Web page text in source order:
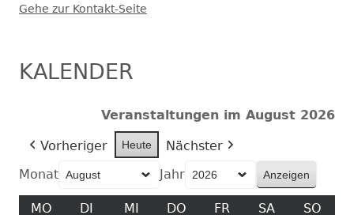
Gehe zur Kontakt-Seite
KALENDER
Veranstaltungen im August 2026
Vorheriger Heute
Nächster
Monat
Jahr
MO MONTAG
DI DIENSTAG
MI MITTWOCH
DO DONNERSTAG
FR FREITAG
SA SAMSTAG
SO